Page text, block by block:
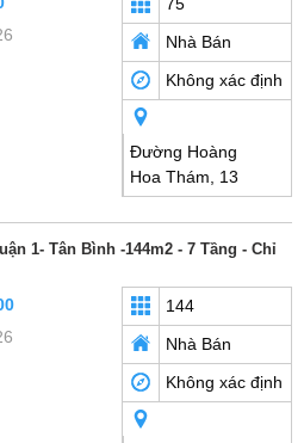
Nhà Bán
Không xác định
Đường Hoàng
Hoa Thám, 13
1- Tân Bình -144m2 - 7 Tầng - Chỉ
144
Nhà Bán
Không xác định